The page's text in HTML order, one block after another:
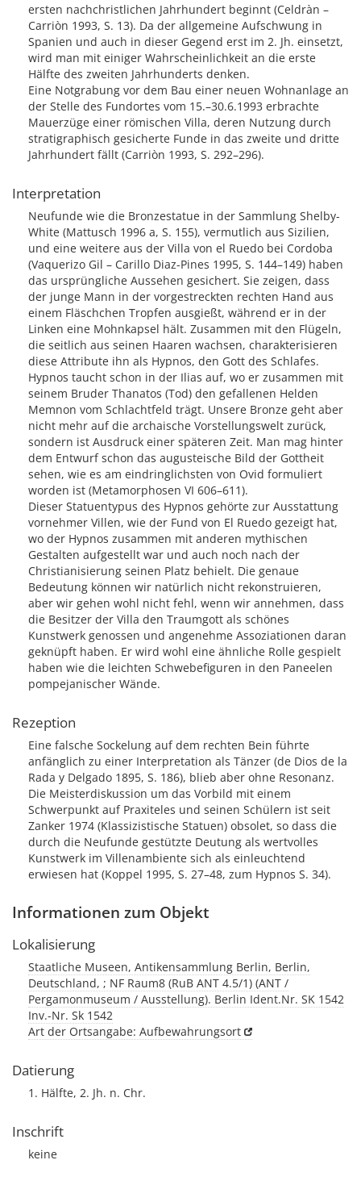
ersten nachchristlichen Jahrhundert beginnt (Celdràn –
Carriòn 1993, S. 13). Da der allgemeine Aufschwung in
Spanien und auch in dieser Gegend erst im 2. Jh. einsetzt,
wird man mit einiger Wahrscheinlichkeit an die erste
Hälfte des zweiten Jahrhunderts denken.
Eine Notgrabung vor dem Bau einer neuen Wohnanlage an
der Stelle des Fundortes vom 15.–30.6.1993 erbrachte
Mauerzüge einer römischen Villa, deren Nutzung durch
stratigraphisch gesicherte Funde in das zweite und dritte
Jahrhundert fällt (Carriòn 1993, S. 292–296).
Interpretation
Neufunde wie die Bronzestatue in der Sammlung Shelby-
White (Mattusch 1996 a, S. 155), vermutlich aus Sizilien,
und eine weitere aus der Villa von el Ruedo bei Cordoba
(Vaquerizo Gil – Carillo Diaz-Pines 1995, S. 144–149) haben
das ursprüngliche Aussehen gesichert. Sie zeigen, dass
der junge Mann in der vorgestreckten rechten Hand aus
einem Fläschchen Tropfen ausgießt, während er in der
Linken eine Mohnkapsel hält. Zusammen mit den Flügeln,
die seitlich aus seinen Haaren wachsen, charakterisieren
diese Attribute ihn als Hypnos, den Gott des Schlafes.
Hypnos taucht schon in der Ilias auf, wo er zusammen mit
seinem Bruder Thanatos (Tod) den gefallenen Helden
Memnon vom Schlachtfeld trägt. Unsere Bronze geht aber
nicht mehr auf die archaische Vorstellungswelt zurück,
sondern ist Ausdruck einer späteren Zeit. Man mag hinter
dem Entwurf schon das augusteische Bild der Gottheit
sehen, wie es am eindringlichsten von Ovid formuliert
worden ist (Metamorphosen VI 606–611).
Dieser Statuentypus des Hypnos gehörte zur Ausstattung
vornehmer Villen, wie der Fund von El Ruedo gezeigt hat,
wo der Hypnos zusammen mit anderen mythischen
Gestalten aufgestellt war und auch noch nach der
Christianisierung seinen Platz behielt. Die genaue
Bedeutung können wir natürlich nicht rekonstruieren,
aber wir gehen wohl nicht fehl, wenn wir annehmen, dass
die Besitzer der Villa den Traumgott als schönes
Kunstwerk genossen und angenehme Assoziationen daran
geknüpft haben. Er wird wohl eine ähnliche Rolle gespielt
haben wie die leichten Schwebefiguren in den Paneelen
pompejanischer Wände.
Rezeption
Eine falsche Sockelung auf dem rechten Bein führte
anfänglich zu einer Interpretation als Tänzer (de Dios de la
Rada y Delgado 1895, S. 186), blieb aber ohne Resonanz.
Die Meisterdiskussion um das Vorbild mit einem
Schwerpunkt auf Praxiteles und seinen Schülern ist seit
Zanker 1974 (Klassizistische Statuen) obsolet, so dass die
durch die Neufunde gestützte Deutung als wertvolles
Kunstwerk im Villenambiente sich als einleuchtend
erwiesen hat (Koppel 1995, S. 27–48, zum Hypnos S. 34).
Informationen zum Objekt
Lokalisierung
Staatliche Museen, Antikensammlung Berlin, Berlin,
Deutschland, ; NF Raum8 (RuB ANT 4.5/1) (ANT /
Pergamonmuseum / Ausstellung). Berlin Ident.Nr. SK 1542
Inv.-Nr. Sk 1542
Art der Ortsangabe: Aufbewahrungsort
Datierung
1. Hälfte, 2. Jh. n. Chr.
Inschrift
keine